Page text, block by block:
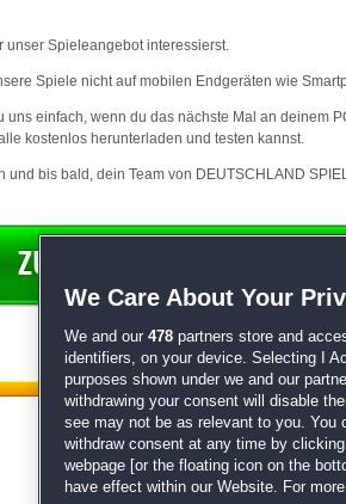
unser Spieleangebot interessierst.
Spiele nicht auf mobilen Endgeräten wie
uns einfach, wenn du das nächste Mal an deinem
kostenlos herunterladen und testen kannst.
und bis bald, dein Team von DEUTSCHLAND
Datenschutz| AGB|Impressum
We Care About Your
We and our 478 partners store and
identifiers, on your device. Selecting I
purposes shown under we and our
withdrawing your consent will disable
see may not be as relevant to you. You
withdraw consent at any time by
webpage [or the floating icon on the
have effect within our Website. For